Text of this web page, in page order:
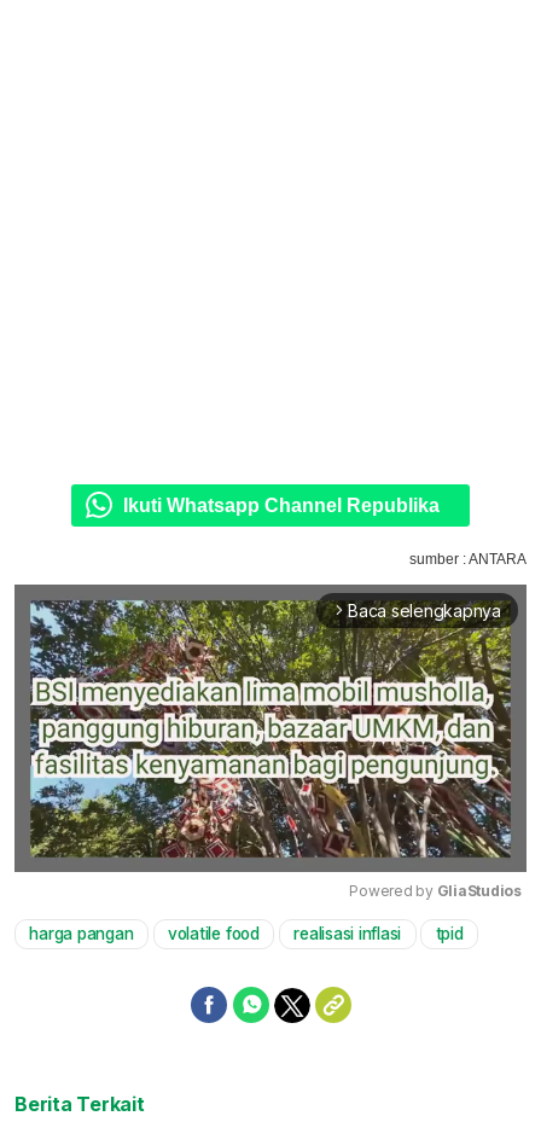
Ikuti Whatsapp Channel Republika
sumber : ANTARA
arrow_forward_ios Baca selengkapnya
Mute
Powered by GliaStudios
harga pangan volatile food realisasi inflasi tpid
Berita Terkait